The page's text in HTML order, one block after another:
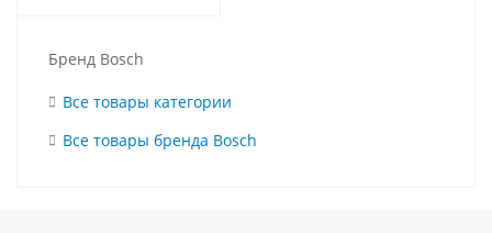
Бренд Bosch
Все товары категории
Все товары бренда Bosch